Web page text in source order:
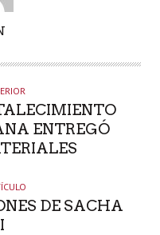
ENTREGÓ
DE SACHA